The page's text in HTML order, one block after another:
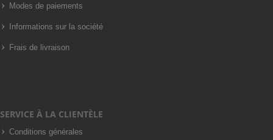
Modes de paiements
Informations sur la société
Frais de livraison
SERVICE À LA CLIENTÈLE
Conditions générales